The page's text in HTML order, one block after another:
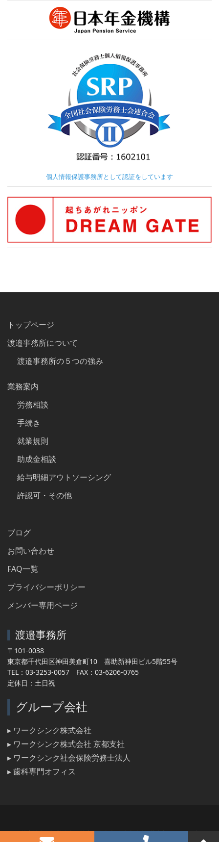
個人情報保護事務所として認証をしています
トップページ
渡邉事務所について
渡邉事務所の５つの強み
業務案内
労務相談
手続き
就業規則
助成金相談
給与明細アウトソーシング
許認可・その他
ブログ
お問い合わせ
FAQ一覧
プライバシーポリシー
メンバー専用ページ
渡邉事務所
〒101-0038
東京都千代田区神田美倉町10 喜助新神田ビル5階55号
TEL：03-3253-0057 FAX：03-6206-0765
定休日：土日祝
グループ会社
▸ ワークシンク株式会社
▸ ワークシンク株式会社 京都支社
▸ ワークシンク社会保険労務士法人
▸ 歯科専門オフィス
特定社会保険労務士・特定行政書士 渡邉事務所 All rights reserved.